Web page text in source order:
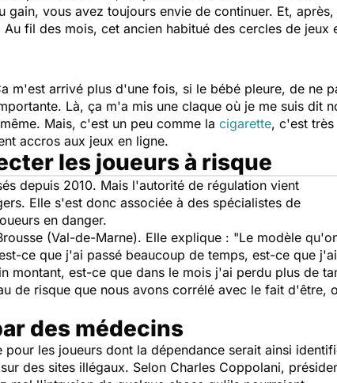
vous avez toujours envie de continuer. Et, après,
Au fil des mois, cet ancien habitué des cercles de jeux
a m'est arrivé plus d'une fois, si le bébé pleure, de ne
Là, ça m'a mis une claque où je me suis dit
Mais, c'est un peu comme la cigarette, c'est très
accros aux jeux en ligne.
les joueurs à risque
depuis 2010. Mais l'autorité de régulation vient
Elle s'est donc associée à des spécialistes de
en danger.
(Val-de-Marne). Elle explique : "Le modèle
ce que j'ai passé beaucoup de temps, est-ce que j'ai
montant, est-ce que dans le mois j'ai perdu plus de
de risque que nous avons corrélé avec le fait d'être,
des médecins
les joueurs dont la dépendance serait ainsi
des sites illégaux. Selon Charles Coppolani,